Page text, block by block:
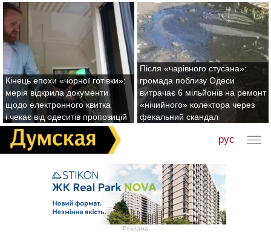
Кінець епохи «чорної готівки»:
мерія відкрила документи
щодо електронного квитка
і чекає від одеситів пропозицій
Після «чарівного стусана»:
громада поблизу Одеси
витрачає 6 мільйонів на ремонт
«нічийного» колектора через
фекальний скандал
рус
Реклама